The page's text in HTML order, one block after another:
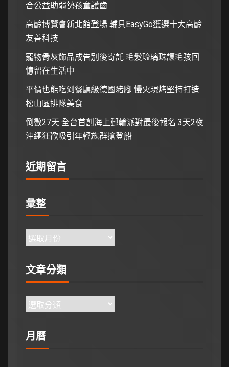
合公益助弱勢孩童護齒
高齡博覽會新北館登場 輔具EasyGo獲選十大高齡
友善科技
寵物骨灰飾品成告別後寄託 毛髮琉璃珠讓毛孩回
憶留在生活中
平價也能吃到餐廳級德國豬腳 慢火現烤堅持打造
松山區排隊美食
倒數27天 全台首創海上郵輪派對最後報名 3天2夜
沖繩狂歡吸引年輕族群搶登船
近期留言
彙整
文章分類
月曆